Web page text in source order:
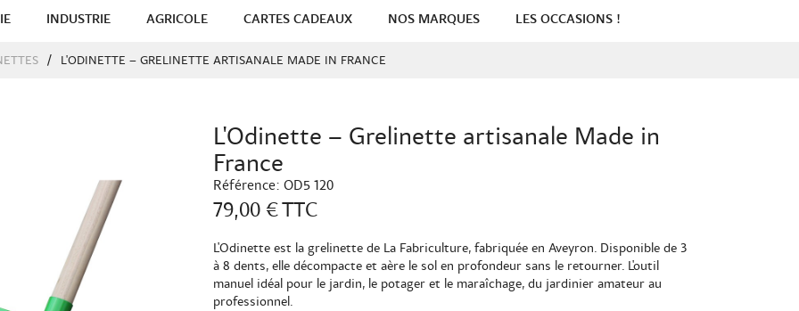
INDUSTRIE AGRICOLE CARTES CADEAUX NOS MARQUES LES OCCASIONS !
L'ODINETTE – GRELINETTE ARTISANALE MADE IN FRANCE
L'Odinette – Grelinette artisanale Made in
France
Référence: OD5 120
79,00 €TTC
L'Odinette est la grelinette de La Fabriculture, fabriquée en Aveyron. Disponible de 3
à 8 dents, elle décompacte et aère le sol en profondeur sans le retourner. L'outil
manuel idéal pour le jardin, le potager et le maraîchage, du jardinier amateur au
professionnel.